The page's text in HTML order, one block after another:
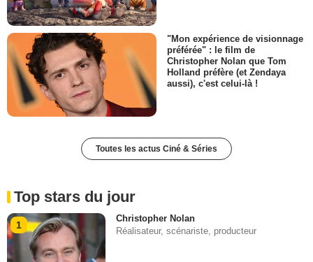
"Mon expérience de visionnage
préférée" : le film de
Christopher Nolan que Tom
Holland préfère (et Zendaya
aussi), c'est celui-là !
Toutes les actus Ciné & Séries
Top stars du jour
1
Christopher Nolan
Réalisateur, scénariste, producteur